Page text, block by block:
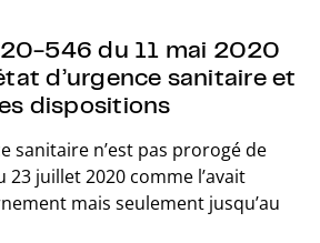
546 du 11 mai 2020
d’urgence sanitaire et
dispositions
sanitaire n’est pas prorogé de
23 juillet 2020 comme l’avait
mais seulement jusqu’au